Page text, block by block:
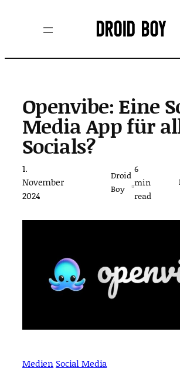
Openvibe: Eine
Media App für
Socials?
1.
November
2024
Droid
Boy
6
min
read
MedienSocial Media